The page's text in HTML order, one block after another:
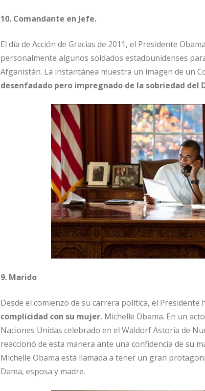
10. Comandante en Jefe.
El día de Acción de Gracias de 2011, el Presidente
personalmente algunos soldados estadounidenses
Afganistán. La instantánea muestra un imagen de un
desenfadado pero impregnado de la sobriedad del
9. Marido
Desde el comienzo de su carrera política, el Presidente
complicidad con su mujer, Michelle Obama. En un
Naciones Unidas celebrado en el Waldorf Astoria de
reaccionó de esta manera ante una confidencia de su
Michelle Obama está llamada a tener un gran
Dama, esposa y madre.